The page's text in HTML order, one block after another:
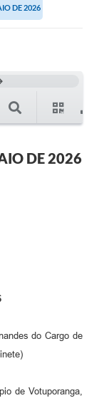
DE 2026
DE 2026
do Cargo de
de Votuporanga,